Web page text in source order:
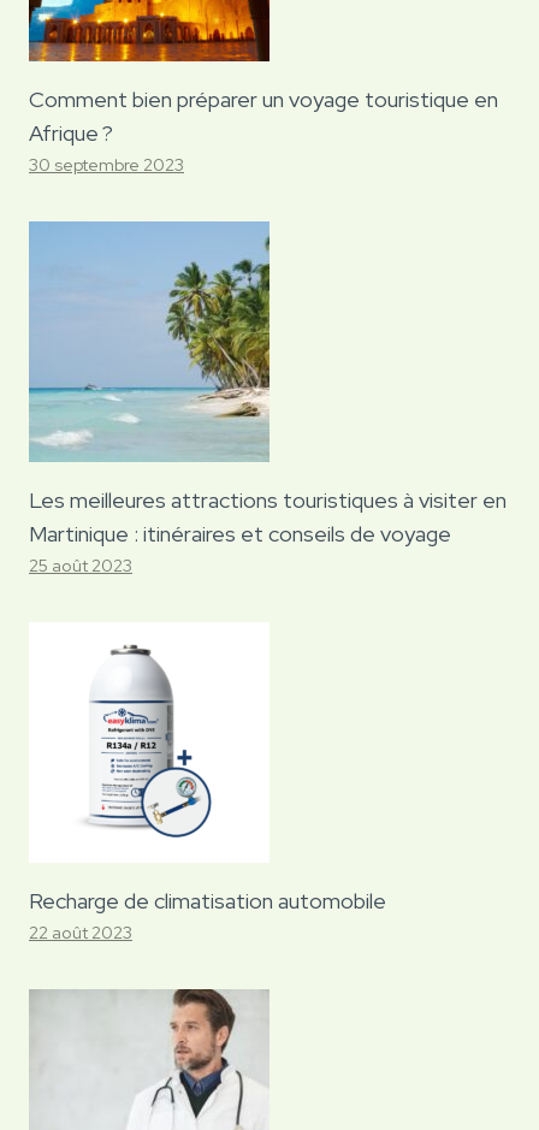
Comment bien préparer un voyage touristique en
Afrique ?
30 septembre 2023
Les meilleures attractions touristiques à visiter en
Martinique : itinéraires et conseils de voyage
25 août 2023
Recharge de climatisation automobile
22 août 2023